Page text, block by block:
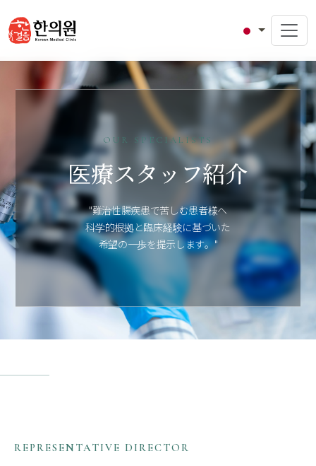
OUR SPECIALISTS
医療スタッフ紹介
"難治性腸疾患で苦しむ患者様へ
科学的根拠と臨床経験に基づいた
希望の一歩を提示します。"
REPRESENTATIVE DIRECTOR